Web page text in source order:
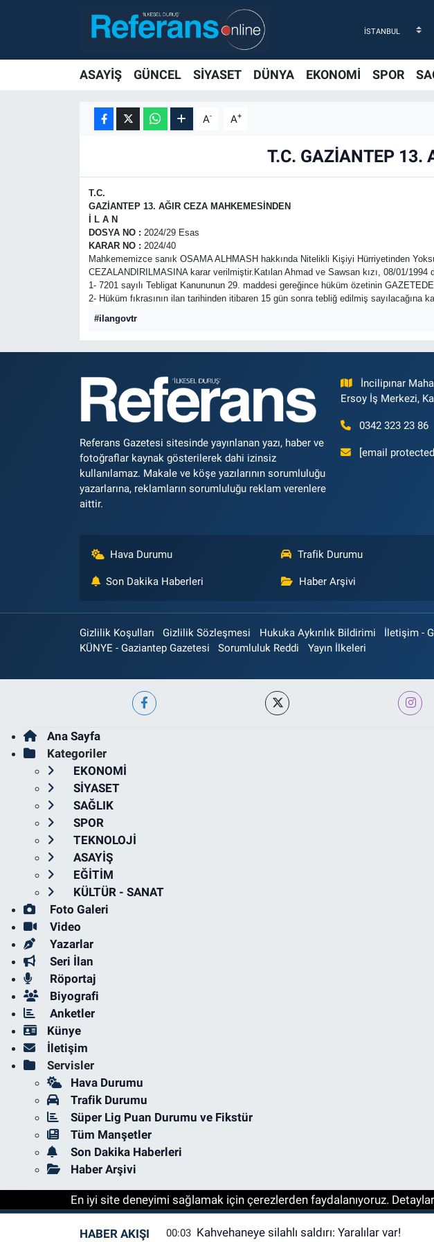
ASAYİŞ GÜNCEL SİYASET DÜNYA EKONOMİ SPOR
A- A+
T.C. GAZİANTEP 13.
T.C.
GAZİANTEP 13. AĞIR CEZA MAHKEMESİNDEN
İ L A N
DOSYA NO : 2024/29 Esas
KARAR NO : 2024/40
Mahkememizce sanık OSAMA ALHMASH hakkında Nitelikli Kişiyi Hürriyetinden
CEZALANDIRILMASINA karar verilmiştir.Katılan Ahmad ve Sawsan kızı, 08/01/
1- 7201 sayılı Tebligat Kanununun 29. maddesi gereğince hüküm özetinin
2- Hüküm fıkrasının ilan tarihinden itibaren 15 gün sonra tebliğ edilmiş sayılacağına
#ilangovtr
Referans Gazetesi sitesinde yayınlanan yazı, haber ve
fotoğraflar kaynak gösterilerek dahi izinsiz
kullanılamaz. Makale ve köşe yazılarının sorumluluğu
yazarlarına, reklamların sorumluluğu reklam verenlere
aittir.
İncilipınar
Ersoy İş Merkezi,
0342 323 23 86
[email
Hava Durumu Trafik Durumu
Son Dakika Haberleri Haber Arşivi
Gizlilik Koşulları Gizlilik Sözleşmesi Hukuka Aykırılık Bildirimi
İletişim -
KÜNYE - Gaziantep Gazetesi
Sorumluluk Reddi Yayın İlkeleri
Ana Sayfa
Kategoriler
EKONOMİ
SİYASET
SAĞLIK
SPOR
TEKNOLOJİ
ASAYİŞ
EĞİTİM
KÜLTÜR - SANAT
Foto Galeri
Video
Yazarlar
Seri İlan
Röportaj
Biyografi
Anketler
Künye
İletişim
Servisler
Hava Durumu
Trafik Durumu
Süper Lig Puan Durumu ve Fikstür
Tüm Manşetler
Son Dakika Haberleri
Haber Arşivi
En iyi site deneyimi sağlamak için çerezlerden faydalanıyoruz.
HABER AKIŞI 00:03 Kahvehaneye silahlı saldırı: Yaralılar var!